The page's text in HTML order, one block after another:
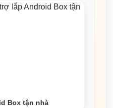
Box tận nhà